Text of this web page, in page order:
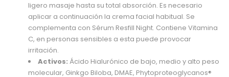
ligero masaje hasta su total absorción. Es necesario
aplicar a continuación la crema facial habitual. Se
complementa con Sérum Resfill Night. Contiene Vitamina
C, en personas sensibles a esta puede provocar
irritación.
Activos: Ácido Hialurónico de bajo, medio y alto peso
molecular, Ginkgo Biloba, DMAE, Phytoproteoglycanos®